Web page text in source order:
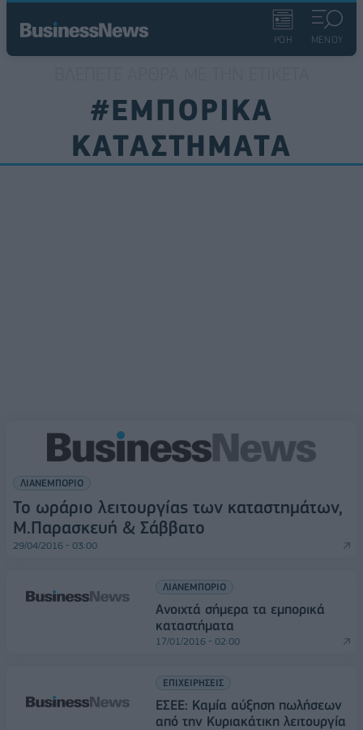
ΡΟΗ ΜΕΝΟΥ
#EΜΠΟΡΙΚΑ
ΚΑΤΑΣΤΗΜΑΤΑ
ΛΙΑΝΕΜΠΟΡΙΟ
Το ωράριο λειτουργίας των καταστημάτων,
M.Παρασκευή & Σάββατο
29/04/2016 - 03:00
ΛΙΑΝΕΜΠΟΡΙΟ
Ανοιχτά σήμερα τα εμπορικά
καταστήματα
17/01/2016 - 02:00
ΕΠΙΧΕΙΡΗΣΕΙΣ
ΕΣΕΕ: Καμία αύξηση πωλήσεων
από την Κυριακάτικη λειτουργία